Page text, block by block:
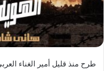
طرح منذ قليل أمير الغناء